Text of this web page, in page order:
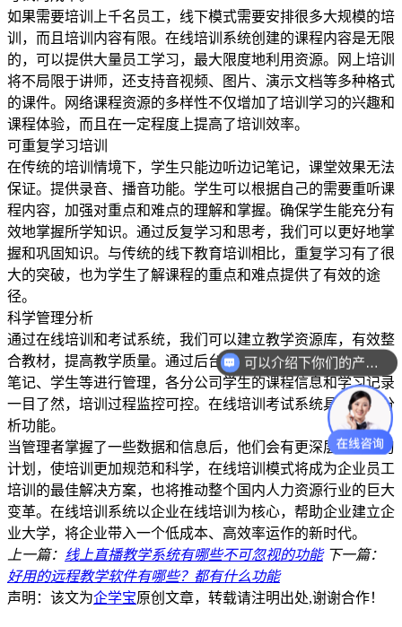
如果需要培训上千名员工，线下模式需要安排很多大规模的培
训，而且培训内容有限。在线培训系统创建的课程内容是无限
的，可以提供大量员工学习，最大限度地利用资源。网上培训
将不局限于讲师，还支持音视频、图片、演示文档等多种格式
的课件。网络课程资源的多样性不仅增加了培训学习的兴趣和
课程体验，而且在一定程度上提高了培训效率。
可重复学习培训
在传统的培训情境下，学生只能边听边记笔记，课堂效果无法
保证。提供录音、播音功能。学生可以根据自己的需要重听课
程内容，加强对重点和难点的理解和掌握。确保学生能充分有
效地掌握所学知识。通过反复学习和思考，我们可以更好地掌
握和巩固知识。与传统的线下教育培训相比，重复学习有了很
大的突破，也为学生了解课程的重点和难点提供了有效的途
径。
科学管理分析
通过在线培训和考试系统，我们可以建立教学资源库，有效整
合教材，提高教学质量。通过后台，管理员可以对课件、学生
笔记、学生等进行管理，各分公司学生的课程信息和学习记录
一目了然，培训过程监控可控。在线培训考试系统具有数据分
析功能。
当管理者掌握了一些数据和信息后，他们会有更深层次的学习
计划，使培训更加规范和科学，在线培训模式将成为企业员工
培训的最佳解决方案，也将推动整个国内人力资源行业的巨大
变革。在线培训系统以企业在线培训为核心，帮助企业建立企
业大学，将企业带入一个低成本、高效率运作的新时代。
上一篇： 线上直播教学系统有哪些不可忽视的功能 下一篇：
好用的远程教学软件有哪些？都有什么功能
声明：该文为企学宝原创文章，转载请注明出处,谢谢合作！
可以介绍下你们的产品么？